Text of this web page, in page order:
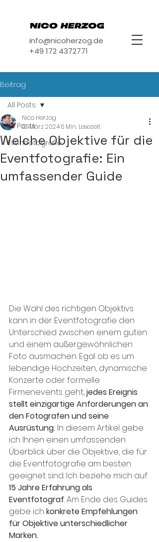
info@nicoherzog.de
+49 172 4372771
Beitrag
All Posts
Eventfotografie
All Posts
Welche Objektive für die
Eventfotografie: Ein
umfassender Guide
Nico Herzog
12. März 20246 Min. Lesezeit
Die Wahl des richtigen Objektivs
kann in der Eventfotografie den
Unterschied zwischen einem guten
und einem außergewöhnlichen
Foto ausmachen. Egal ob es um
lebendige Hochzeiten, dynamische
Konzerte oder formelle
Firmenevents geht, jedes Ereignis
stellt einzigartige Anforderungen an
den Fotografen und seine
Ausrüstung. In diesem Artikel gebe
ich Ihnen einen umfassenden
Überblick über die Objektive, die für
die Eventfotografie am besten
geeignet sind. Ich beziehe mich auf
15 Jahre Erfahrung als
Eventfotograf. Am Ende des Guides
gebe ich konkrete Empfehlungen
für Objektive unterschiedlicher
Marken.